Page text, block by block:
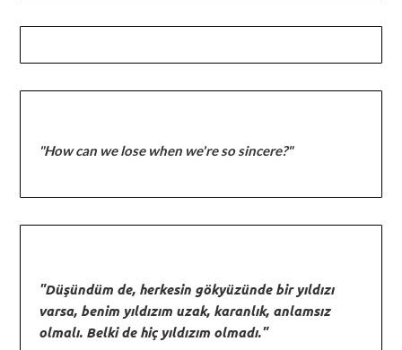
"How can we lose when we're so sincere?"
"Düşündüm de, herkesin gökyüzünde bir yıldızı
varsa, benim yıldızım uzak, karanlık, anlamsız
olmalı. Belki de hiç yıldızım olmadı."